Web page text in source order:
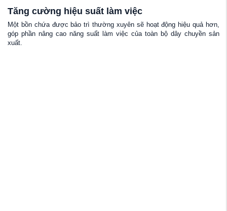
Tăng cường hiệu suất làm việc
Một bồn chứa được bảo trì thường xuyên sẽ hoạt động hiệu quả hơn,
góp phần nâng cao năng suất làm việc của toàn bộ dây chuyền sản
xuất.